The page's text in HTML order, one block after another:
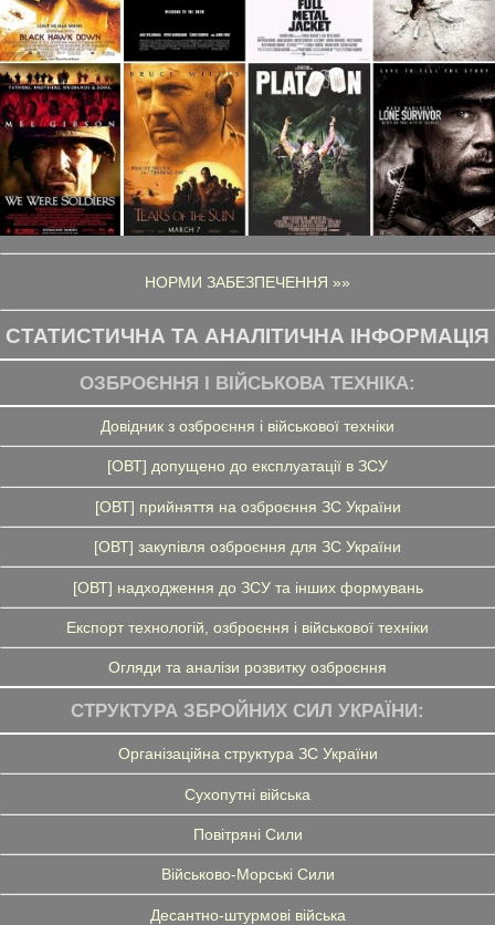
НОРМИ ЗАБЕЗПЕЧЕННЯ »»
СТАТИСТИЧНА ТА АНАЛІТИЧНА ІНФОРМАЦІЯ
ОЗБРОЄННЯ І ВІЙСЬКОВА ТЕХНІКА:
Довідник з озброєння і військової техніки
[ОВТ] допущено до експлуатації в ЗСУ
[ОВТ] прийняття на озброєння ЗС України
[ОВТ] закупівля озброєння для ЗС України
[ОВТ] надходження до ЗСУ та інших формувань
Експорт технологій, озброєння і військової техніки
Огляди та аналізи розвитку озброєння
СТРУКТУРА ЗБРОЙНИХ СИЛ УКРАЇНИ:
Організаційна структура ЗС України
Сухопутні війська
Повітряні Сили
Військово-Морські Сили
Десантно-штурмові війська